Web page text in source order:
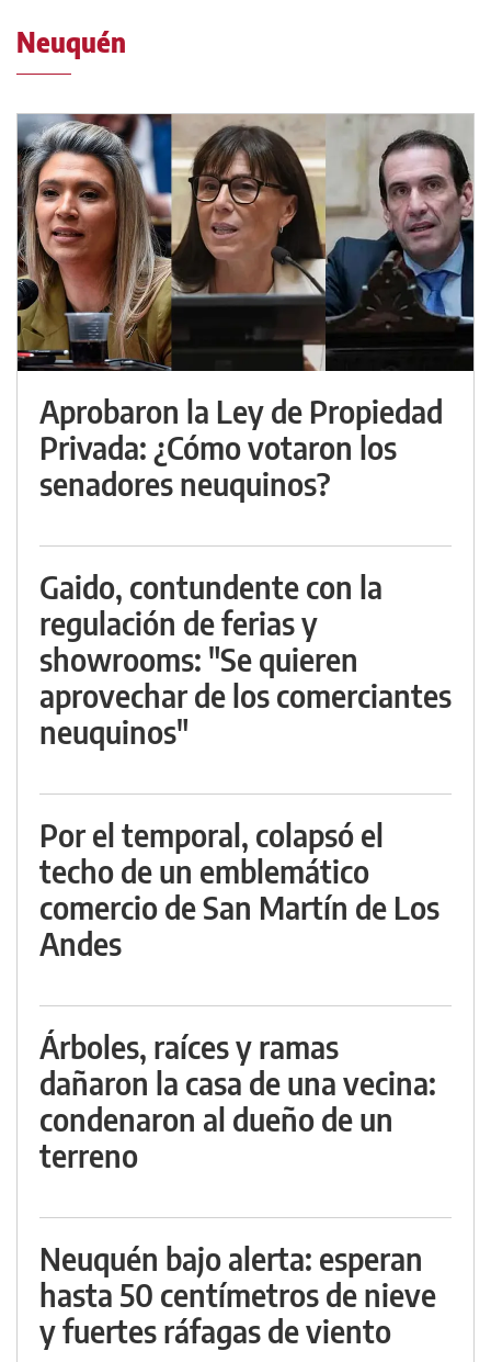
Neuquén
Aprobaron la Ley de Propiedad
Privada: ¿Cómo votaron los
senadores neuquinos?
Gaido, contundente con la
regulación de ferias y
showrooms: "Se quieren
aprovechar de los comerciantes
neuquinos"
Por el temporal, colapsó el
techo de un emblemático
comercio de San Martín de Los
Andes
Árboles, raíces y ramas
dañaron la casa de una vecina:
condenaron al dueño de un
terreno
Neuquén bajo alerta: esperan
hasta 50 centímetros de nieve
y fuertes ráfagas de viento